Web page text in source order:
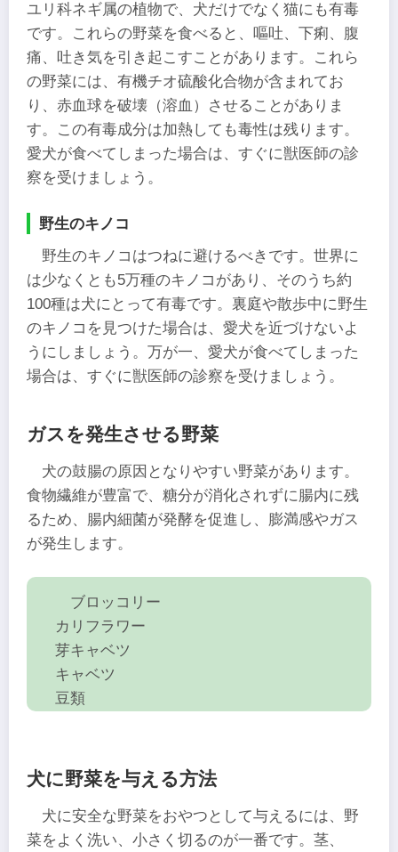
ユリ科ネギ属の植物で、犬だけでなく猫にも有毒
です。これらの野菜を食べると、嘔吐、下痢、腹
痛、吐き気を引き起こすことがあります。これら
の野菜には、有機チオ硫酸化合物が含まれてお
り、赤血球を破壊（溶血）させることがありま
す。この有毒成分は加熱しても毒性は残ります。
愛犬が食べてしまった場合は、すぐに獣医師の診
察を受けましょう。
野生のキノコ
野生のキノコはつねに避けるべきです。世界に
は少なくとも5万種のキノコがあり、そのうち約
100種は犬にとって有毒です。裏庭や散歩中に野生
のキノコを見つけた場合は、愛犬を近づけないよ
うにしましょう。万が一、愛犬が食べてしまった
場合は、すぐに獣医師の診察を受けましょう。
ガスを発生させる野菜
犬の鼓腸の原因となりやすい野菜があります。
食物繊維が豊富で、糖分が消化されずに腸内に残
るため、腸内細菌が発酵を促進し、膨満感やガス
が発生します。
ブロッコリー
カリフラワー
芽キャベツ
キャベツ
豆類
犬に野菜を与える方法
犬に安全な野菜をおやつとして与えるには、野
菜をよく洗い、小さく切るのが一番です。茎、